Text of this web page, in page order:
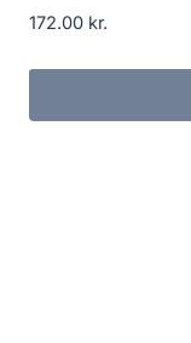
172.00 kr.